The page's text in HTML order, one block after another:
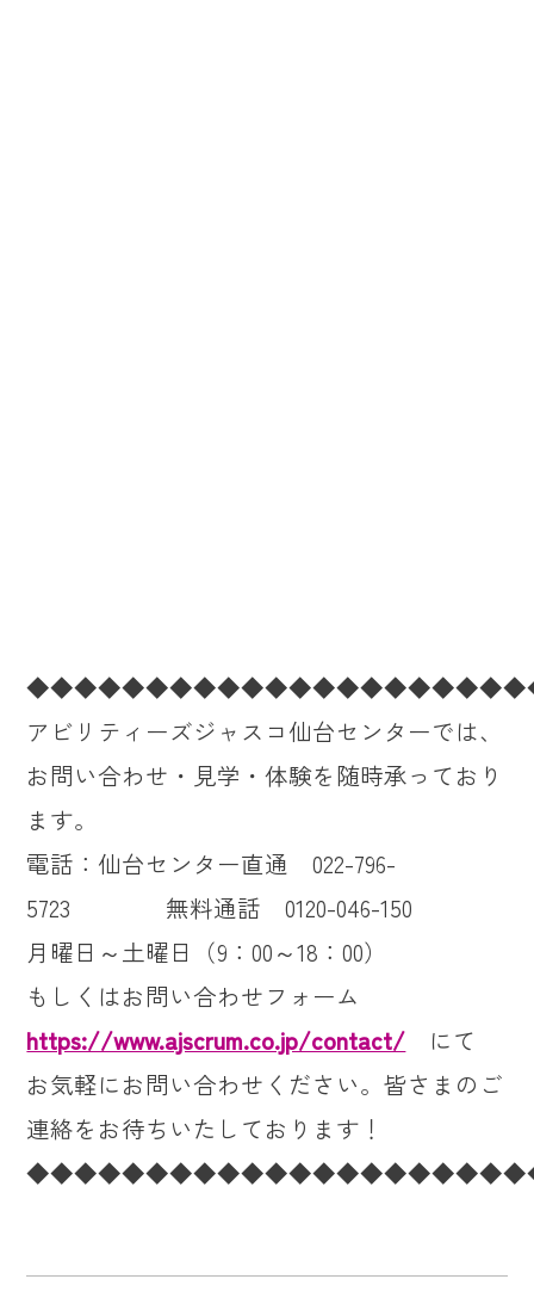
アビリティーズジャスコ仙台センターでは、
お問い合わせ・見学・体験を随時承っており
ます。
電話：仙台センター直通 022-796-
5723 無料通話 0120-046-150
月曜日～土曜日（9：00～18：00）
もしくはお問い合わせフォーム
https://www.ajscrum.co.jp/contact/ にて
お気軽にお問い合わせください。皆さまのご
連絡をお待ちいたしております！